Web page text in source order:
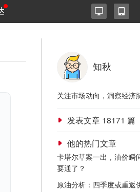
知秋
关注市场动向，洞察经济
发表文章 18171 篇
他的热门文章
卡塔尔草案一出，油价瞬
要通了？
原油分析：四季度或重返